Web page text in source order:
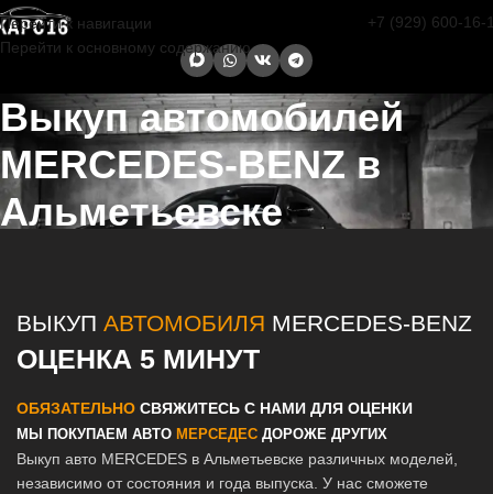
Перейти к навигации
Перейти к основному содержанию
+7 (929) 600-16-
Выкуп автомобилей
MERCEDES-BENZ в
Альметьевске
ВЫКУП АВТОМОБИЛЯ MERCEDES-BENZ
ОЦЕНКА 5 МИНУТ
ОБЯЗАТЕЛЬНО СВЯЖИТЕСЬ С НАМИ ДЛЯ ОЦЕНКИ
МЫ ПОКУПАЕМ АВТО МЕРСЕДЕС ДОРОЖЕ ДРУГИХ
Выкуп авто MERCEDES в Альметьевске различных моделей,
независимо от состояния и года выпуска. У нас сможете